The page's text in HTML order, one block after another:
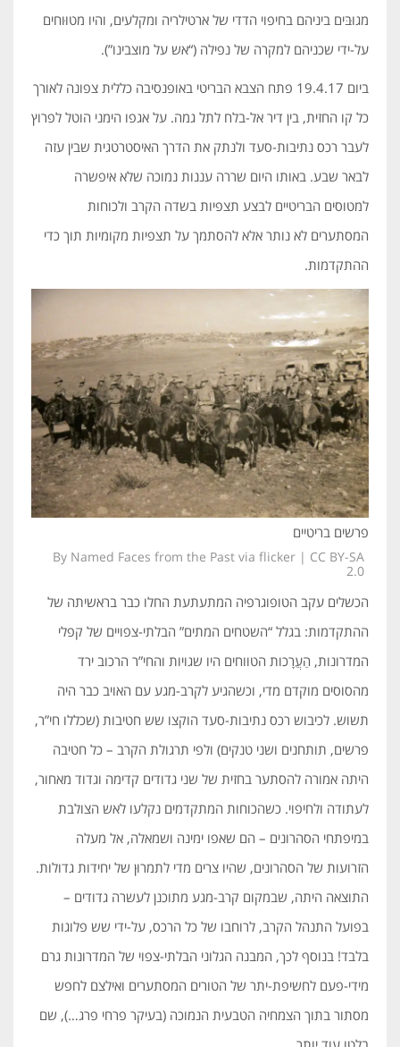
מגוּבּים ביניהם בחיפוי הדדי של ארטילריה ומקלעים, והיו מטוּוחים
על-ידי שכניהם למקרה של נפילה (“אש על מוצבינו”).
ביום 19.4.17 פתח הצבא הבריטי באופנסיבה כללית צפונה לאורך
כל קו החזית, בין דיר אל-בלח לתל גמה. על אגפו הימני הוטל לפרוץ
לעבר רכס נתיבות-סעד ולנתק את הדרך האיסטרטגית שבין עזה
לבאר שבע. באותו היום שררה עננות נמוכה שלא איפשרה
למטוסים הבריטיים לבצע תצפיות בשדה הקרב ולכוחות
המסתערים לא נותר אלא להסתמך על תצפיות מקומיות תוך כדי
ההתקדמות.
פרשים בריטיים
By Named Faces from the Past via flicker | CC BY-SA
2.0
הכשלים עקב הטופוגרפיה המתעתעת החלו כבר בראשיתה של
ההתקדמות: בגלל “השטחים המתים” הבלתי-צפויים של קפלי
המדרונות, הַעֲרָכות הטווחים היו שגויות והחי”ר הרכוב ירד
מהסוסים מוקדם מדי, וכשהגיע לקרב-מגע עם האויב כבר היה
תשוש. לכיבוש רכס נתיבות-סעד הוקצו שש חטיבות (שכללו חי”ר,
פרשים, תותחנים ושני טנקים) ולפי תרגולת הקרב – כל חטיבה
היתה אמורה להסתער בחזית של שני גדודים קדימה וגדוד מאחור,
לעתודה ולחיפוי. כשהכוחות המתקדמים נקלעו לאש הצולבת
במיפתחי הסהרונים – הם שאפו ימינה ושמאלה, אל מעלה
הזרועות של הסהרונים, שהיו צרים מדי לתמרוּן של יחידות גדולות.
התוצאה היתה, שבמקום קרב-מגע מתוכנן לעשרה גדודים –
בפועל התנהל הקרב, לרוחבו של כל הרכס, על-ידי שש פלוגות
בלבד! בנוסף לכך, המבנה הגלוני הבלתי-צפוי של המדרונות גרם
מידי-פעם לחשיפת-יתר של הטורים המסתערים ואילצם לחפש
מסתור בתוך הצמחיה הטבעית הנמוכה (בעיקר פרחי פרג…), שם